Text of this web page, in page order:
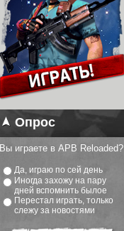
Опрос
Вы играете в APB Reloaded?
Да, играю по сей день
Иногда захожу на пару
дней вспомнить былое
Перестал играть, только
слежу за новостями